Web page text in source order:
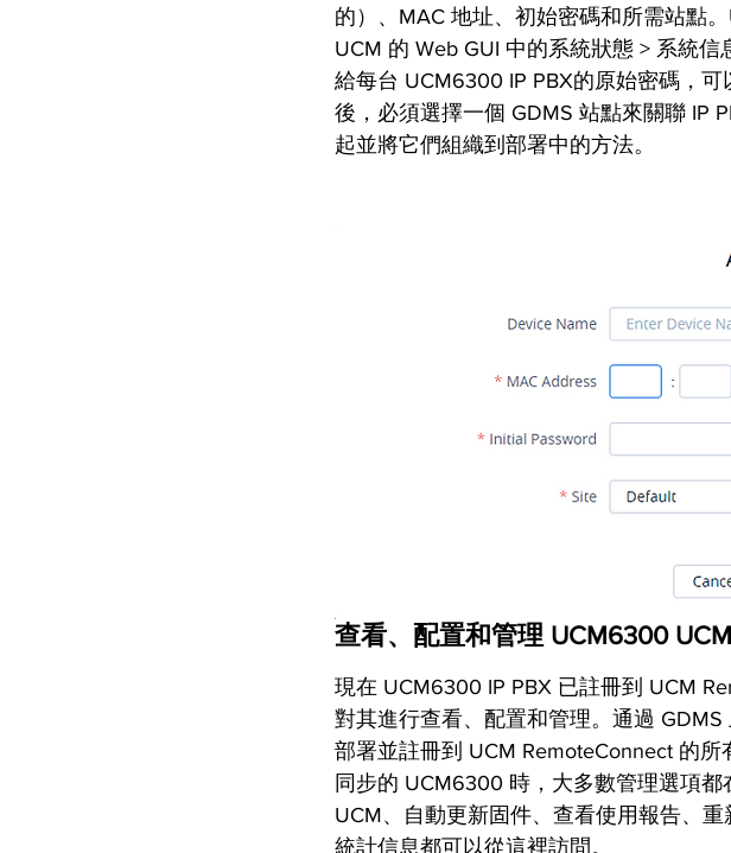
的）、MAC 地址、初始密碼和所需站點
UCM 的 Web GUI 中的系統狀態 > 系統
給每台 UCM6300 IP PBX的原始密碼，
後，必須選擇一個 GDMS 站點來關聯 IP
起並將它們組織到部署中的方法。
查看、配置和管理 UCM6300
現在 UCM6300 IP PBX 已註冊到 UCM
對其進行查看、配置和管理。通過
部署並註冊到 UCM RemoteConnect 的
同步的 UCM6300 時，大多數管理選項都
UCM、自動更新固件、查看使用報告、
統計信息都可以從這裡訪問。